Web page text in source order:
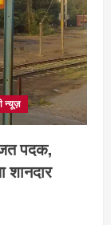
न्यूज़
पदक,
शानदार